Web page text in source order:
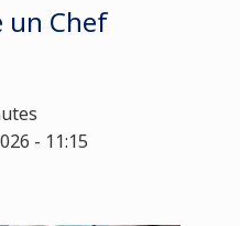
un Chef
- 11:15